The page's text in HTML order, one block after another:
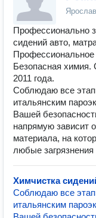
Профессионально
сидений авто,
Профессиональное
Безопасная
2011 года.
Соблюдаю все
итальянским
Вашей
напрямую зависит
материала, на
любые
Химчистка
Соблюдаю все
итальянским